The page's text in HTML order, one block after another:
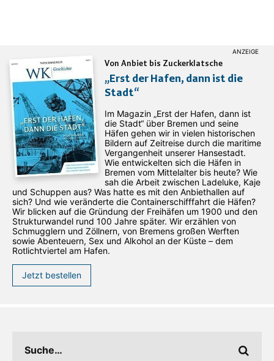
Von Anbiet bis Zuckerklatsche
„Erst der Hafen, dann ist die
Stadt“
Im Magazin „Erst der Hafen, dann ist
die Stadt“ über Bremen und seine
Häfen gehen wir in vielen historischen
Bildern auf Zeitreise durch die maritime
Vergangenheit unserer Hansestadt.
Wie entwickelten sich die Häfen in
Bremen vom Mittelalter bis heute? Wie
sah die Arbeit zwischen Ladeluke, Kaje
und Schuppen aus? Was hatte es mit den Anbiethallen auf
sich? Und wie veränderte die Containerschifffahrt die Häfen?
Wir blicken auf die Gründung der Freihäfen um 1900 und den
Strukturwandel rund 100 Jahre später. Wir erzählen von
Schmugglern und Zöllnern, von Bremens großen Werften
sowie Abenteuern, Sex und Alkohol an der Küste – dem
Rotlichtviertel am Hafen.
Jetzt bestellen